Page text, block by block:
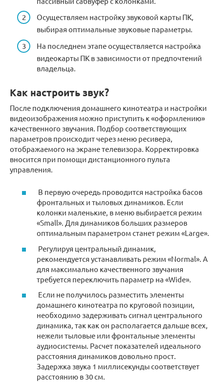
Осуществляем настройку звуковой карты ПК,
выбирая оптимальные звуковые параметры.
На последнем этапе осуществляется настройка
видеокарты ПК в зависимости от предпочтений
владельца.
Как настроить звук?
После подключения домашнего кинотеатра и настройки
видеоизображения можно приступить к «оформлению»
качественного звучания. Подбор соответствующих
параметров происходит через меню ресивера,
отображаемого на экране телевизора. Корректировка
вносится при помощи дистанционного пульта
управления.
В первую очередь проводится настройка басов
фронтальных и тыловых динамиков. Если
колонки маленькие, в меню выбирается режим
«Small». Для динамиков больших размеров
оптимальным параметром станет режим «Large».
Регулируя центральный динамик,
рекомендуется устанавливать режим «Normal». А
для максимально качественного звучания
требуется переключить параметр на «Wide».
Если не получилось разместить элементы
домашнего кинотеатра по круговой позиции,
необходимо задерживать сигнал центрального
динамика, так как он располагается дальше всех,
нежели тыловые или фронтальные элементы
аудиосистемы. Расчет показателей идеального
расстояния динамиков довольно прост.
Задержка звука 1 миллисекунды соответствует
расстоянию в 30 см.